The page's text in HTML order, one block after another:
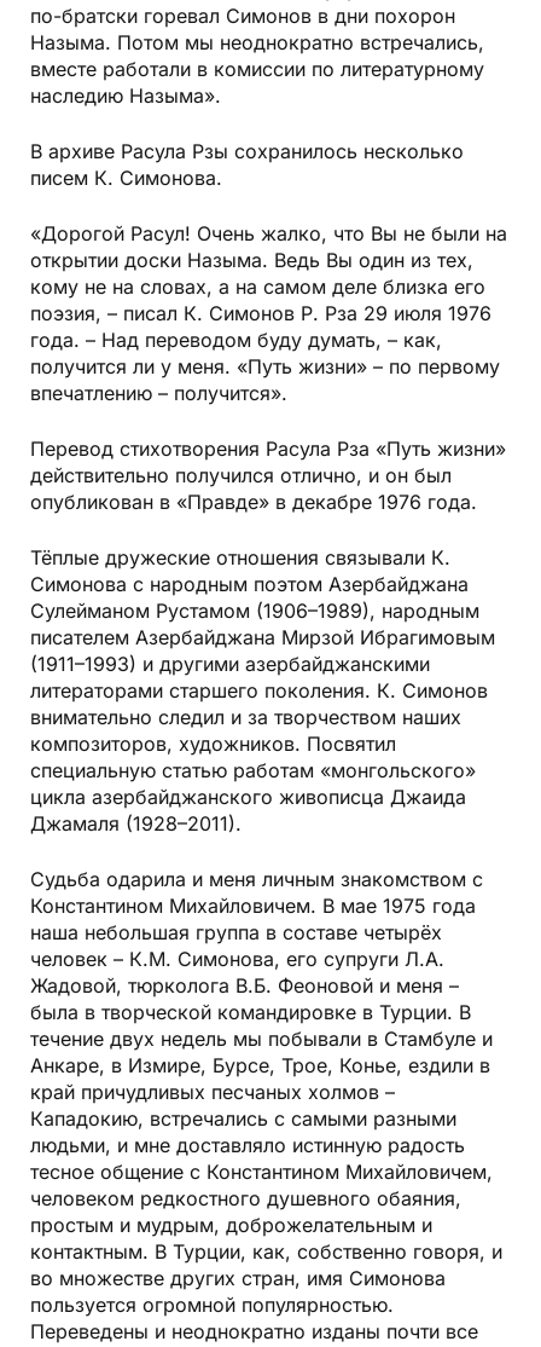
по-братски горевал Симонов в дни похорон
Назыма. Потом мы неоднократно встречались,
вместе работали в комиссии по литературному
наследию Назыма».
В архиве Расула Рзы сохранилось несколько
писем К. Симонова.
«Дорогой Расул! Очень жалко, что Вы не были на
открытии доски Назыма. Ведь Вы один из тех,
кому не на словах, а на самом деле близка его
поэзия, – писал К. Симонов Р. Рза 29 июля 1976
года. – Над переводом буду думать, – как,
получится ли у меня. «Путь жизни» – по первому
впечатлению – получится».
Перевод стихотворения Расула Рза «Путь жизни»
действительно получился отлично, и он был
опубликован в «Правде» в декабре 1976 года.
Тёплые дружеские отношения связывали К.
Симонова с народным поэтом Азербайджана
Сулейманом Рустамом (1906–1989), народным
писателем Азербайджана Мирзой Ибрагимовым
(1911–1993) и другими азербайджанскими
литераторами старшего поколения. К. Симонов
внимательно следил и за творчеством наших
композиторов, художников. Посвятил
специальную статью работам «монгольского»
цикла азербайджанского живописца Джаида
Джамаля (1928–2011).
Судьба одарила и меня личным знакомством с
Константином Михайловичем. В мае 1975 года
наша небольшая группа в составе четырёх
человек – К.М. Симонова, его супруги Л.А.
Жадовой, тюрколога В.Б. Феоновой и меня –
была в творческой командировке в Турции. В
течение двух недель мы побывали в Стамбуле и
Анкаре, в Измире, Бурсе, Трое, Конье, ездили в
край причудливых песчаных холмов –
Кападокию, встречались с самыми разными
людьми, и мне доставляло истинную радость
тесное общение с Константином Михайловичем,
человеком редкостного душевного обаяния,
простым и мудрым, доброжелательным и
контактным. В Турции, как, собственно говоря, и
во множестве других стран, имя Симонова
пользуется огромной популярностью.
Переведены и неоднократно изданы почти все